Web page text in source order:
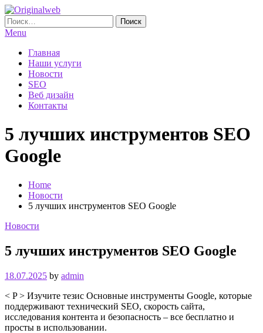
Skip
To
Content
Originalweb
Создание и продвижение сайтов
Найти:
Menu
Главная
Наши услуги
Новости
SEO
Веб дизайн
Контакты
5 лучших инструментов SEO
Google
Home
Новости
5 лучших инструментов SEO Google
Новости
5 лучших инструментов SEO Google
18.07.2025 by admin
< P > Изучите тезис Основные инструменты Google, которые
поддерживают технический SEO, скорость сайта,
исследования контента и безопасность – все бесплатно и
просты в использовании.